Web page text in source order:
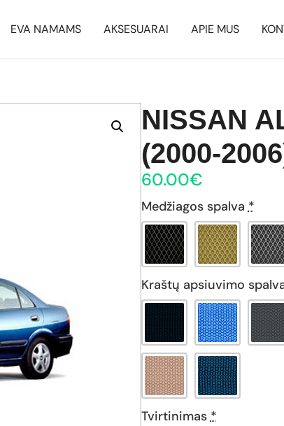
EVA NAMAMS AKSESUARAI APIE MUS
NISSAN
(2000-
60.00€
Medžiagos spalva *
Kraštų apsiuvimo
Tvirtinimas *